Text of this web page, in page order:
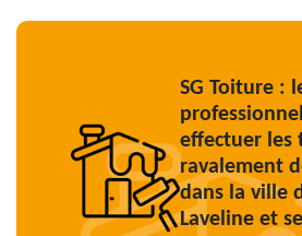
SG Toiture :
effectuer les
ravalement
dans la ville
Laveline et